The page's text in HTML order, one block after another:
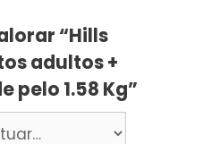
“Hills
adultos +
pelo 1.58 Kg”